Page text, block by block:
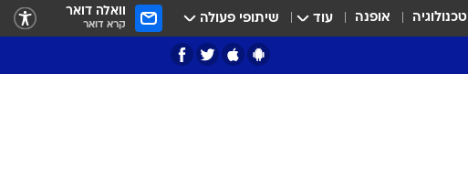
טכנולוגיה אופנה עוד שיתופי פעולה וואלה דואר
קרא דואר